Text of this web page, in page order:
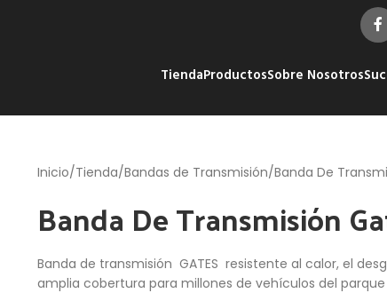
TiendaProductosSobre Nosotros
Inicio Tienda Bandas de Transmisión Banda De
Banda De Transmisión
Banda de transmisión GATES resistente al calor, el
amplia cobertura para millones de vehículos del